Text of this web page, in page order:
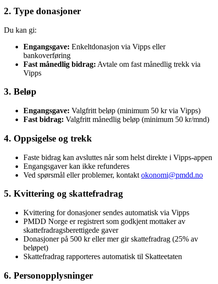
2. Type donasjoner
Du kan gi:
Engangsgave: Enkeltdonasjon via Vipps eller
bankoverføring
Fast månedlig bidrag: Avtale om fast månedlig trekk via
Vipps
3. Beløp
Engangsgave: Valgfritt beløp (minimum 50 kr via Vipps)
Fast bidrag: Valgfritt månedlig beløp (minimum 50 kr/mnd)
4. Oppsigelse og trekk
Faste bidrag kan avsluttes når som helst direkte i Vipps-appen
Engangsgaver kan ikke refunderes
Ved spørsmål eller problemer, kontakt okonomi@pmdd.no
5. Kvittering og skattefradrag
Kvittering for donasjoner sendes automatisk via Vipps
PMDD Norge er registrert som godkjent mottaker av
skattefradragsberettigede gaver
Donasjoner på 500 kr eller mer gir skattefradrag (25% av
beløpet)
Skattefradrag rapporteres automatisk til Skatteetaten
6. Personopplysninger